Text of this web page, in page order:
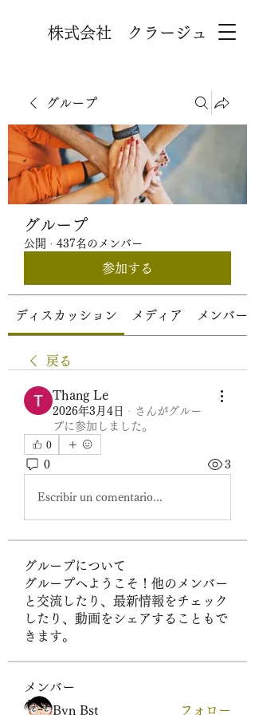
株式会社 クラージュ
グループ
グループ
公開 · 437名のメンバー
参加する
ディスカッション メディア メンバー
戻る
Thang Le
2026年3月4日 · さんがグルー
プに参加しました。
0
0 3
Escribir un comentario...
グループについて
グループへようこそ！他のメンバー
と交流したり、最新情報をチェック
したり、動画をシェアすることもで
きます。
メンバー
Byn Bst
フォロー